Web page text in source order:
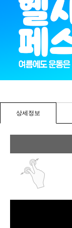
상세정보